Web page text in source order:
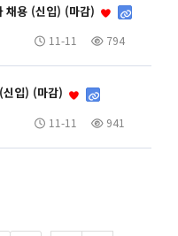
채용 (신입) (마감)
794
11-11
입) (마감)
941
11-11